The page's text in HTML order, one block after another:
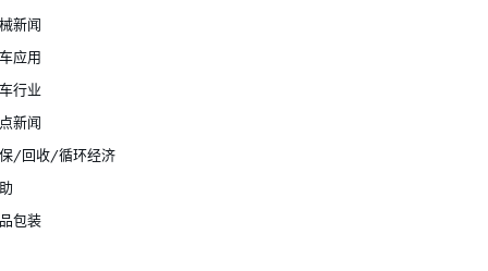
新闻
应用
行业
新闻
/回收/循环经济
包装